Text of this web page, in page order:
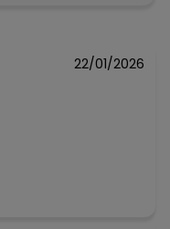
N/D*
22/01/2026